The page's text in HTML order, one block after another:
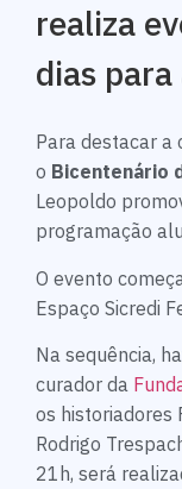
realiza
dias
Para destacar a
o Bicentenário
Leopoldo
programação
O evento
Espaço Sicredi
Na sequência,
curador da
os historiadores
Rodrigo
21h, será